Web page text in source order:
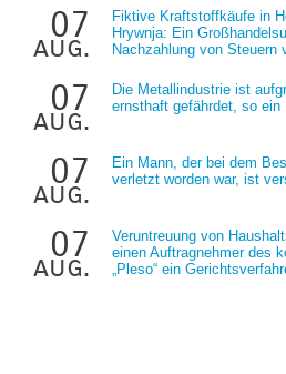
07
aug.
Fiktive Kraftstoffkäufe in
Hrywnja: Ein
Nachzahlung von Steuern
07
aug.
Die Metallindustrie ist
ernsthaft gefährdet, so ein
07
aug.
Ein Mann, der bei dem
verletzt worden war, ist
07
aug.
Veruntreuung von
einen Auftragnehmer des
„Pleso“ ein